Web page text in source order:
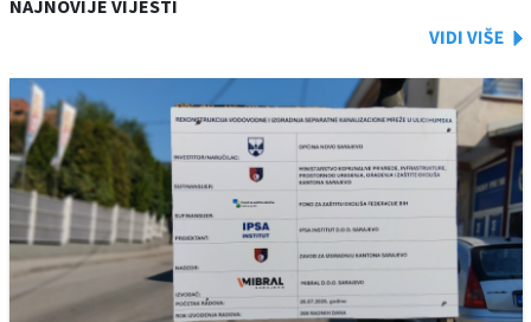
NAJNOVIJE VIJESTI